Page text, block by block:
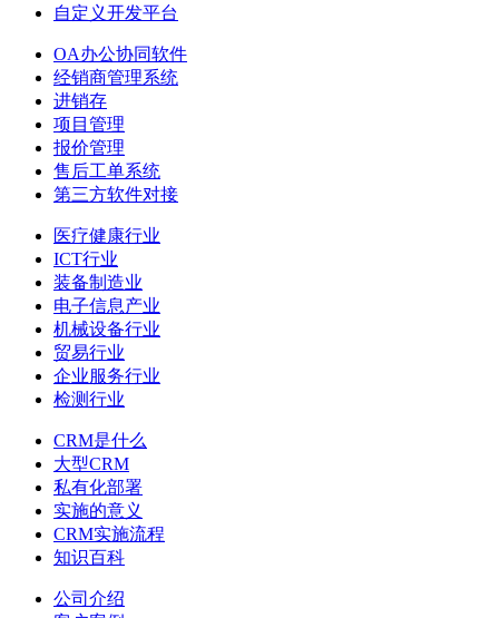
自定义开发平台
OA办公协同软件
经销商管理系统
进销存
项目管理
报价管理
售后工单系统
第三方软件对接
医疗健康行业
ICT行业
装备制造业
电子信息产业
机械设备行业
贸易行业
企业服务行业
检测行业
CRM是什么
大型CRM
私有化部署
实施的意义
CRM实施流程
知识百科
公司介绍